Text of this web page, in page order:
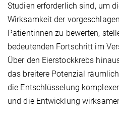
Studien erforderlich sind, um
Wirksamkeit der
Patientinnen zu bewerten,
bedeutenden Fortschritt im
Über den Eierstockkrebs
das breitere Potenzial
die Entschlüsselung
und die Entwicklung